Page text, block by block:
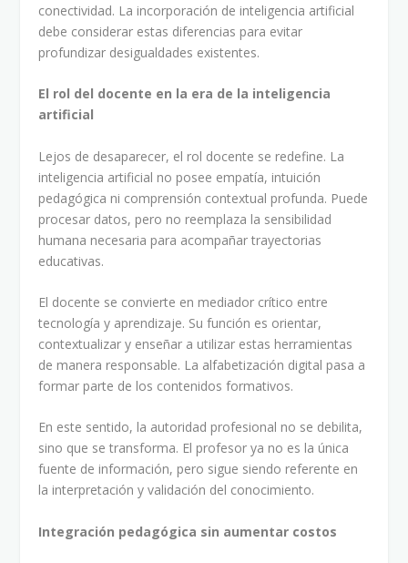
conectividad. La incorporación de inteligencia artificial
debe considerar estas diferencias para evitar
profundizar desigualdades existentes.
El rol del docente en la era de la inteligencia
artificial
Lejos de desaparecer, el rol docente se redefine. La
inteligencia artificial no posee empatía, intuición
pedagógica ni comprensión contextual profunda. Puede
procesar datos, pero no reemplaza la sensibilidad
humana necesaria para acompañar trayectorias
educativas.
El docente se convierte en mediador crítico entre
tecnología y aprendizaje. Su función es orientar,
contextualizar y enseñar a utilizar estas herramientas
de manera responsable. La alfabetización digital pasa a
formar parte de los contenidos formativos.
En este sentido, la autoridad profesional no se debilita,
sino que se transforma. El profesor ya no es la única
fuente de información, pero sigue siendo referente en
la interpretación y validación del conocimiento.
Integración pedagógica sin aumentar costos